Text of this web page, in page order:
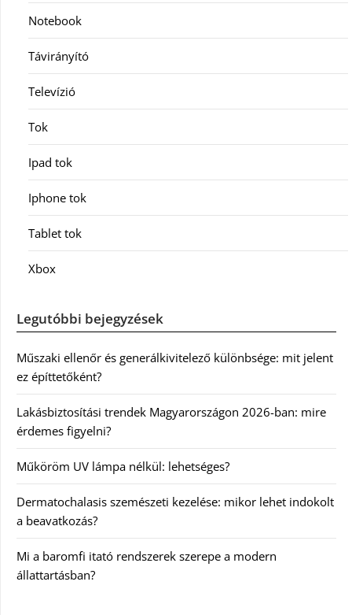
Notebook
Távirányító
Televízió
Tok
Ipad tok
Iphone tok
Tablet tok
Xbox
Legutóbbi bejegyzések
Műszaki ellenőr és generálkivitelező különbsége: mit jelent
ez építtetőként?
Lakásbiztosítási trendek Magyarországon 2026-ban: mire
érdemes figyelni?
Műköröm UV lámpa nélkül: lehetséges?
Dermatochalasis szemészeti kezelése: mikor lehet indokolt
a beavatkozás?
Mi a baromfi itató rendszerek szerepe a modern
állattartásban?